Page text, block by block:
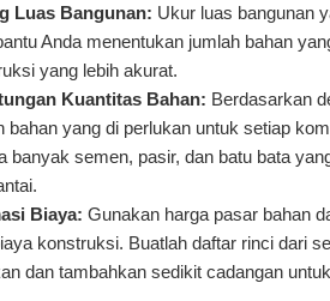
Luas Bangunan: Ukur luas bangunan
Anda menentukan jumlah bahan
yang lebih akurat.
Kuantitas Bahan: Berdasarkan
bahan yang di perlukan untuk setiap
banyak semen, pasir, dan batu bata
Biaya: Gunakan harga pasar bahan
konstruksi. Buatlah daftar rinci dari
dan tambahkan sedikit cadangan